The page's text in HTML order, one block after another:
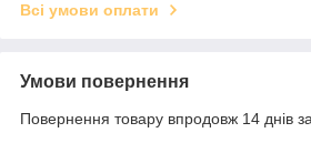
Всі умови оплати
Умови повернення
Повернення товару впродовж 14 днів